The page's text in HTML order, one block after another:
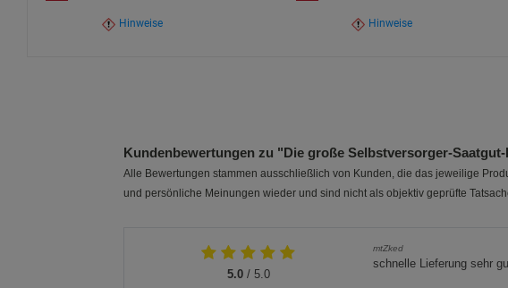
Hinweise Hinweise
Kundenbewertungen zu "Die große Selbstversorger-
Alle Bewertungen stammen ausschließlich von Kunden, die das jeweilige
und persönliche Meinungen wieder und sind nicht als objektiv geprüfte
5.0/ 5.0
mtZked
schnelle Lieferung sehr